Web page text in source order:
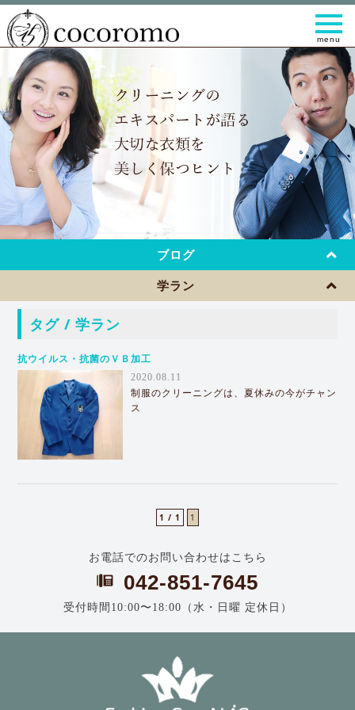
t
o
g
g
l
e
n
a
v
i
g
a
t
i
o
n
ブログ
学ラン
タグ / 学ラン
抗ウイルス・抗菌のＶＢ加工
2020.08.11
制服のクリーニングは、夏休みの今がチャン
ス
1 / 1 1
お電話でのお問い合わせはこちら
042-851-7645
受付時間10:00〜18:00（水・日曜 定休日）